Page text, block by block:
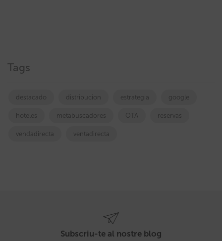
Tags
destacado distribucion estrategia google
hoteles metabuscadores OTA reservas
vendadirecta ventadirecta
Subscriu-te al nostre blog